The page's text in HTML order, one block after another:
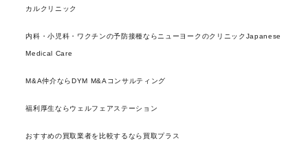
カルクリニック
内科・小児科・ワクチンの予防接種ならニューヨークのクリニックJapanese
Medical Care
M&A仲介ならDYM M&Aコンサルティング
福利厚生ならウェルフェアステーション
おすすめの買取業者を比較するなら買取プラス